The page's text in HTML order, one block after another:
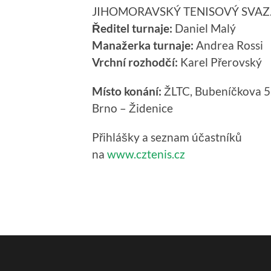
JIHOMORAVSKÝ TENISOVÝ
Ředitel turnaje: Daniel Malý
Manažerka turnaje: Andrea Rossi
Vrchní rozhodčí: Karel Přerovský
Místo konání: ŽLTC, Bubeníčkova
Brno – Židenice
Přihlášky a seznam účastníků
na www.cztenis.cz